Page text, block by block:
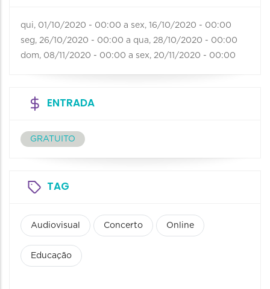
qui, 01/10/2020 - 00:00 a sex, 16/10/2020 - 00:00
seg, 26/10/2020 - 00:00 a qua, 28/10/2020 - 00:00
dom, 08/11/2020 - 00:00 a sex, 20/11/2020 - 00:00
ENTRADA
GRATUITO
TAG
Audiovisual Concerto Online
Educação